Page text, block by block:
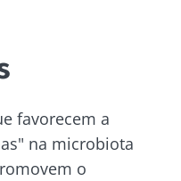
favorecem a
na microbiota
o